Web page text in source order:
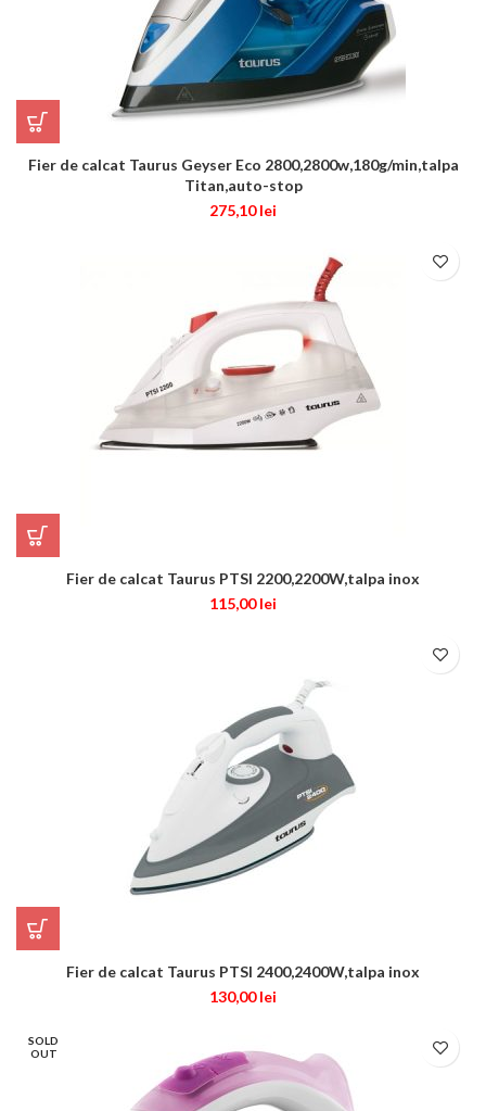
Fier de calcat Taurus Geyser Eco 2800,2800w,180g/min,talpa
Titan,auto-stop
275,10lei
Fier de calcat Taurus PTSI 2200,2200W,talpa inox
115,00lei
Fier de calcat Taurus PTSI 2400,2400W,talpa inox
130,00lei
SOLD
OUT